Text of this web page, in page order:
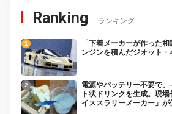
Ranking ランキング
「下着メーカーが作った
ンジンを積んだジオット
電源やバッテリー不要で
ト状ドリンクを生成。現
イススラリーメーカー」が